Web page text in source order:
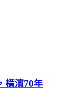
橫濱70年